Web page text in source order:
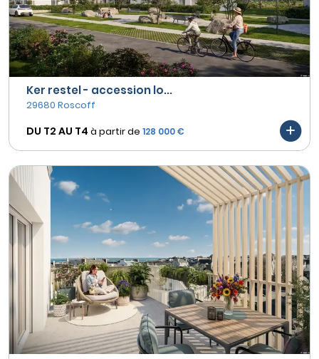
Ker restel - accession lo...
29680 Roscoff
DU T2 AU T4 à partir de 128 000 €